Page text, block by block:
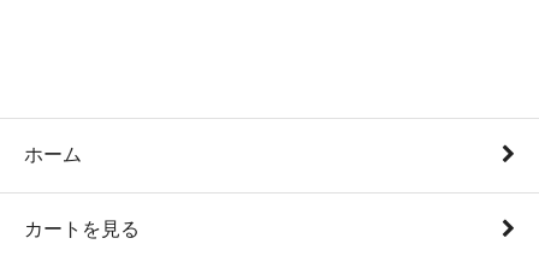
ホーム
カートを見る